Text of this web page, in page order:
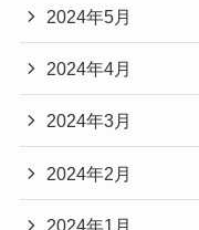
2024年5月
2024年4月
2024年3月
2024年2月
2024年1月